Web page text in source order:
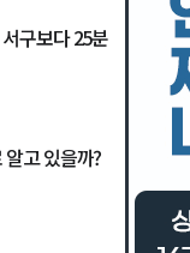
구보다 25분
고 있을까?